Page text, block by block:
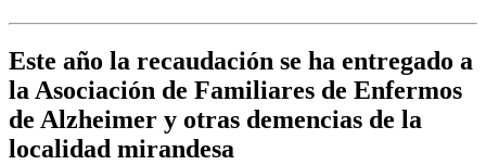
Este año la recaudación se ha entregado a
la Asociación de Familiares de Enfermos
de Alzheimer y otras demencias de la
localidad mirandesa